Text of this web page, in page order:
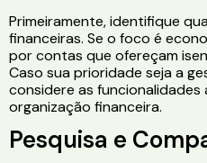
Primeiramente, identifique
financeiras. Se o foco é
por contas que ofereçam
Caso sua prioridade seja a
considere as funcionalidades
organização financeira.
Pesquisa e